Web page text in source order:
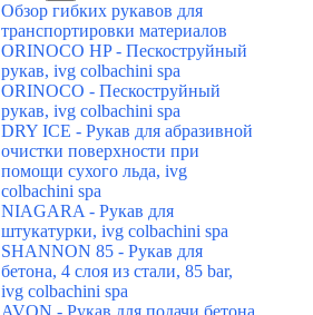
Обзор гибких рукавов для
транспортировки материалов
ORINOCO HP - Пескоструйный
рукав, ivg colbachini spa
ORINOCO - Пескоструйный
рукав, ivg colbachini spa
DRY ICE - Рукав для абразивной
очистки поверхности при
помощи сухого льда, ivg
colbachini spa
NIAGARA - Рукав для
штукатурки, ivg colbachini spa
SHANNON 85 - Рукав для
бетона, 4 слоя из стали, 85 bar,
ivg colbachini spa